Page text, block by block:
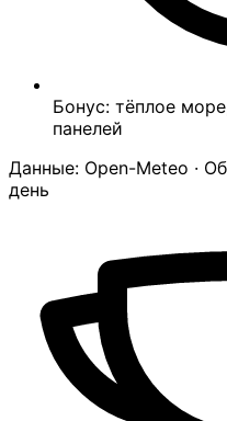
Бонус: тёплое
панелей
Данные: Open-Meteo ·
день